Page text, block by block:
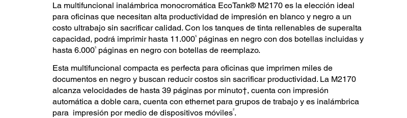
La multifuncional inalámbrica monocromática EcoTank® M2170 es la elección ideal
para oficinas que necesitan alta productividad de impresión en blanco y negro a un
costo ultrabajo sin sacrificar calidad. Con los tanques de tinta rellenables de superalta
capacidad, podrá imprimir hasta 11.0005páginas en negro con dos botellas incluidas y
hasta 6.0005páginas en negro con botellas de reemplazo.
Esta multifuncional compacta es perfecta para oficinas que imprimen miles de
documentos en negro y buscan reducir costos sin sacrificar productividad. La M2170
alcanza velocidades de hasta 39 páginas por minuto†, cuenta con impresión
automática a doble cara, cuenta con ethernet para grupos de trabajo y es inalámbrica
para impresión por medio de dispositivos móviles2.